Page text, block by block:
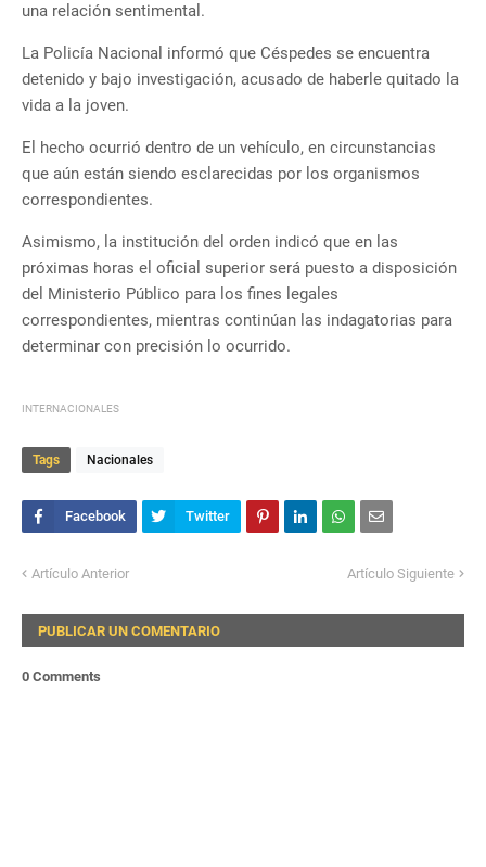
una relación sentimental.
La Policía Nacional informó que Céspedes se encuentra
detenido y bajo investigación, acusado de haberle quitado la
vida a la joven.
El hecho ocurrió dentro de un vehículo, en circunstancias
que aún están siendo esclarecidas por los organismos
correspondientes.
Asimismo, la institución del orden indicó que en las
próximas horas el oficial superior será puesto a disposición
del Ministerio Público para los fines legales
correspondientes, mientras continúan las indagatorias para
determinar con precisión lo ocurrido.
INTERNACIONALES
Tags Nacionales
Artículo Anterior Artículo Siguiente
PUBLICAR UN COMENTARIO
0 Comments